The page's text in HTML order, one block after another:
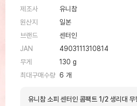
제조사
유니참
원산지
일본
브랜드
센터인
JAN
4903111310814
무게
130 g
최대구매수량 6 개
유니참 소피 센터인 콤팩트 1/2 생리대